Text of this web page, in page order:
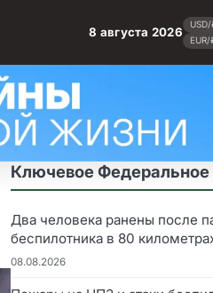
8 августа 2026
Ключевое Федеральное
Два человека ранены после
беспилотника в 80
08.08.2026